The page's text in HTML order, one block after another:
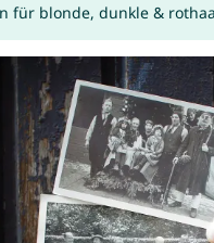
für blonde, dunkle &